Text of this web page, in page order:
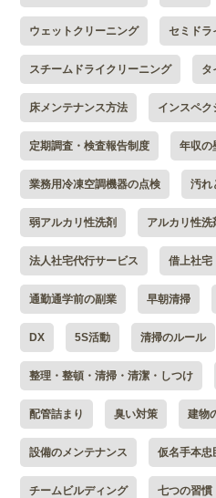
ウェットクリーニング セミドラ
スチームドライクリーニング タ
床メンテナンス方法 インスペク
定期調査・検査報告制度 年収の
業務用冷凍空調機器の点検 汚れ
弱アルカリ性洗剤 アルカリ性洗
法人社宅代行サービス 借上社宅
通勤通学前の副業 早朝清掃
DX 5S活動 清掃のルール
整理・整頓・清掃・清潔・しつけ
配管詰まり 臭い対策 建物
設備のメンテナンス 仮名手本忠
チームビルディング 七つの習慣